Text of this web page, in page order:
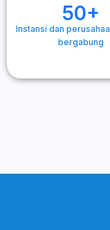
50+
Instansi dan
bergabung